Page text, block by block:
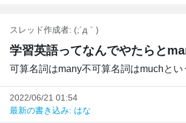
スレッド作成者: (;´д｀)
2022/06/21 01:54
最新の書き込み: はな